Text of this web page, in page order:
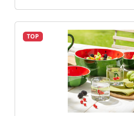
TOP